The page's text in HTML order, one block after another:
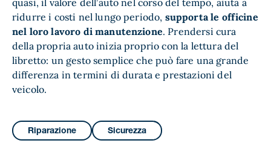
quasi, il valore dell’auto nel corso del tempo, aiuta a
ridurre i costi nel lungo periodo, supporta le officine
nel loro lavoro di manutenzione. Prendersi cura
della propria auto inizia proprio con la lettura del
libretto: un gesto semplice che può fare una grande
differenza in termini di durata e prestazioni del
veicolo.
Riparazione Sicurezza